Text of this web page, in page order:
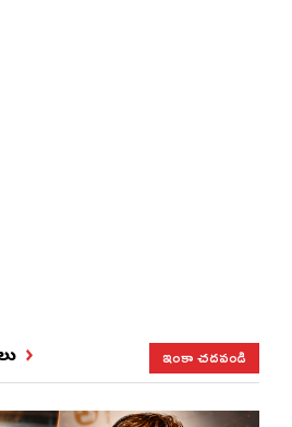
ఇంకా చదవండి